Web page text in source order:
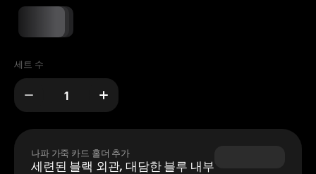
세트 수
나파 가죽 카드 홀더 추가
세련된 블랙 외관, 대담한 블루 내부